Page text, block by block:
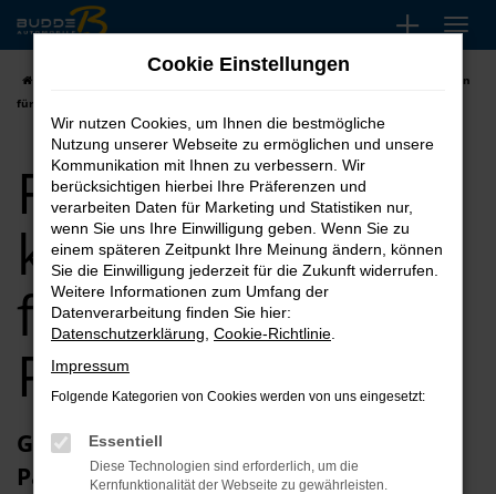
Zum
Hauptinhalt
springen
Ford Transit kaufen, leasen, finanzieren
für Paderborn
Ford Transit
kaufen, leasen,
finanzieren für
Paderborn
Glückwunsch zum Ford Transit in
Paderborn
Cookie Einstellungen
Wir nutzen Cookies, um Ihnen die bestmögliche
Nutzung unserer Webseite zu ermöglichen und unsere
Kommunikation mit Ihnen zu verbessern. Wir
berücksichtigen hierbei Ihre Präferenzen und
verarbeiten Daten für Marketing und Statistiken nur,
wenn Sie uns Ihre Einwilligung geben. Wenn Sie zu
einem späteren Zeitpunkt Ihre Meinung ändern, können
Sie die Einwilligung jederzeit für die Zukunft widerrufen.
Weitere Informationen zum Umfang der
Datenverarbeitung finden Sie hier:
Datenschutzerklärung Cookie-Richtlinie
Impressum
Folgende Kategorien von Cookies werden von uns eingesetzt:
Essentiell
Diese Technologien sind erforderlich, um die
Kernfunktionalität der Webseite zu gewährleisten.